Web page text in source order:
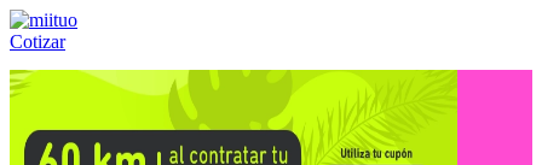
Cotizar
Llámanos al:(55) 84-21-05-00 ó